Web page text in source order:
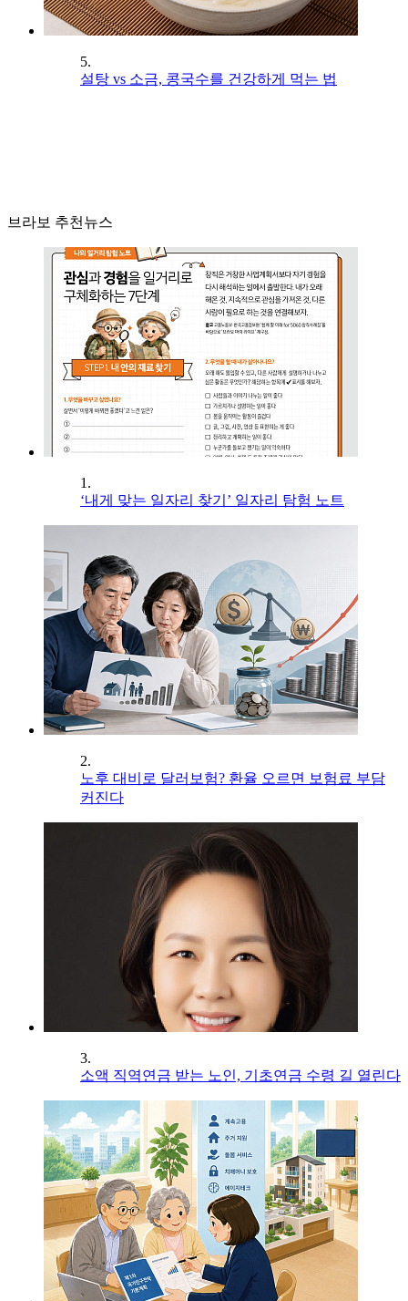
5.
설탕 vs 소금, 콩국수를 건강하게 먹는 법
브라보 추천뉴스
1.
‘내게 맞는 일자리 찾기’ 일자리 탐험 노트
2.
노후 대비로 달러보험? 환율 오르면 보험료 부담
커진다
3.
소액 직역연금 받는 노인, 기초연금 수령 길 열린다